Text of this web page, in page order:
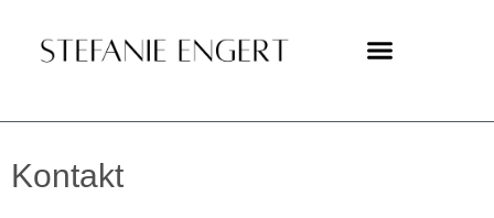
Kontakt